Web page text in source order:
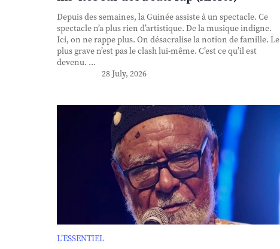
Depuis des semaines, la Guinée assiste à un spectacle. Ce
spectacle n’a plus rien d’artistique. De la musique indigne.
Ici, on ne rappe plus. On désacralise la notion de famille. Le
plus grave n’est pas le clash lui-même. C’est ce qu’il est
devenu. ...
28 July, 2026
L’ESSENTIEL